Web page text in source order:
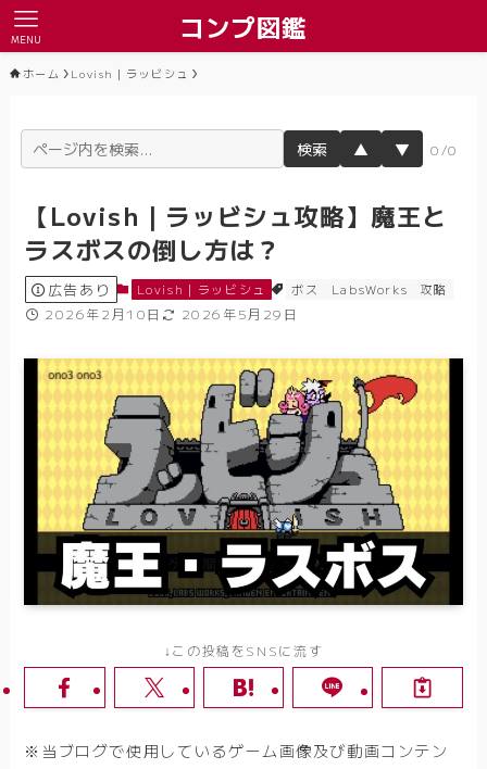
コンプ図鑑
MENU
ホーム Lovish｜ラッビシュ
検索 ▲ ▼ 0/0
【Lovish｜ラッビシュ攻略】魔王と
ラスボスの倒し方は？
広告あり Lovish｜ラッビシュ ボス LabsWorks 攻略
2026年2月10日 2026年5月29日
↓この投稿をSNSに流す
※当ブログで使用しているゲーム画像及び動画コンテン